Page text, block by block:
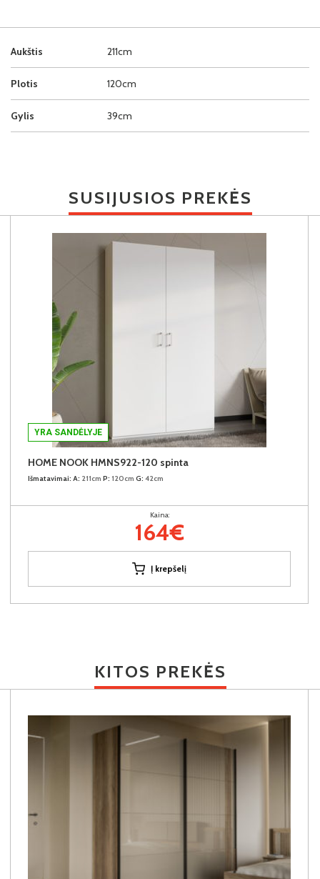
Aukštis 211cm
Plotis 120cm
Gylis 39cm
SUSIJUSIOS PREKĖS
YRA SANDĖLYJE
HOME NOOK HMNS922-120 spinta
Išmatavimai: A: 211cm P: 120cm G: 42cm
Kaina:
164€
Į krepšelį
KITOS PREKĖS